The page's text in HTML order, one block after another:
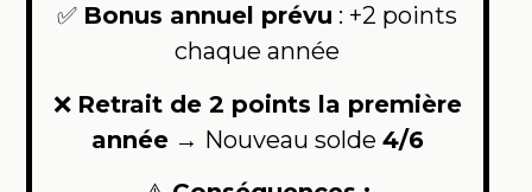
✅ Bonus annuel prévu : +2 points
chaque année
❌ Retrait de 2 points la première
année→ Nouveau solde 4/6